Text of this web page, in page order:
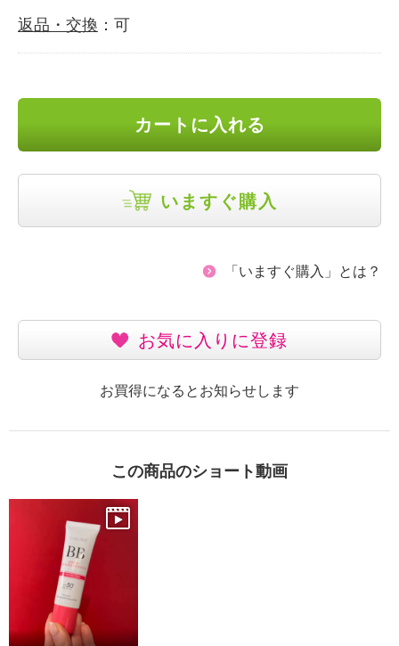
返品・交換 ：可
カートに入れる
いますぐ購入
「いますぐ購入」とは？
お気に入りに登録
お買得になるとお知らせします
この商品のショート動画